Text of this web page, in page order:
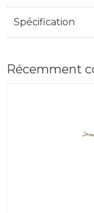
Spécification
Récemment